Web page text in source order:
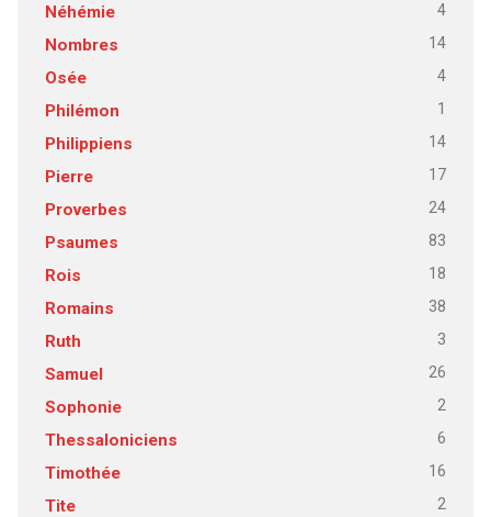
Néhémie 4
Nombres 14
Osée 4
Philémon 1
Philippiens 14
Pierre 17
Proverbes 24
Psaumes 83
Rois 18
Romains 38
Ruth 3
Samuel 26
Sophonie 2
Thessaloniciens 6
Timothée 16
Tite 2